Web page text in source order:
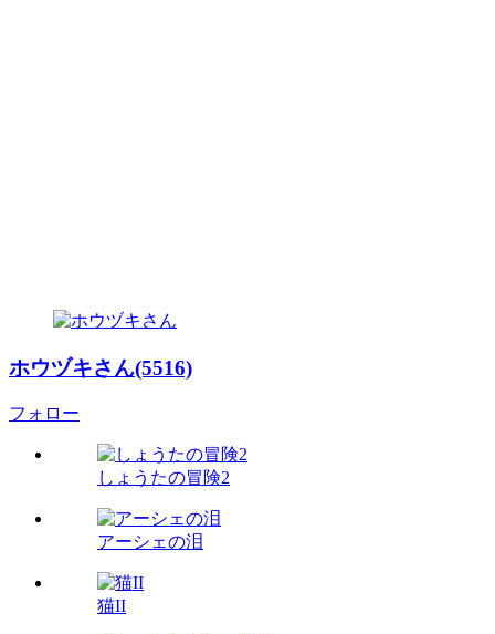
ホウヅキさん(5516)
フォロー
しょうたの冒険2
アーシェの泪
猫II